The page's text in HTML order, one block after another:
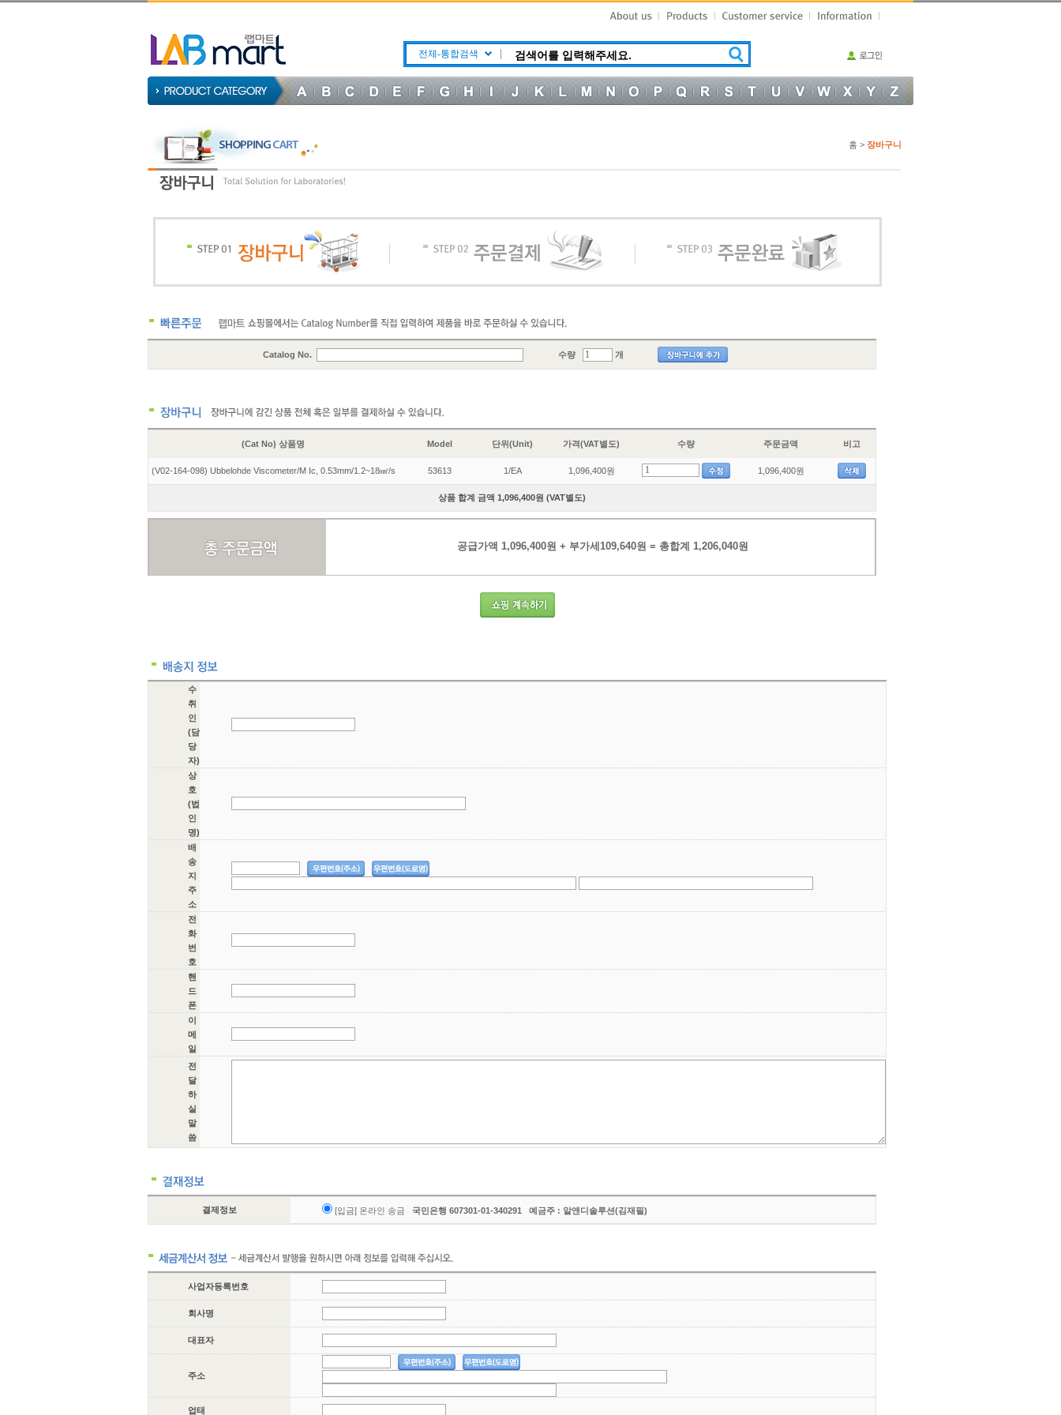
전체-통합검색
홈 > 장바구니
Catalog No. 수량 개
(Cat No) 상품명 Model 단위(Unit) 가격(VAT별도) 수량 주문금액 비고
(V02-164-098) Ubbelohde Viscometer/M Ic, 0.53mm/1.2~18㎟/s 53613 1/EA 1,096,400원 1,096,400원
상품 합계 금액 1,096,400원 (VAT별도)
공급가액 1,096,400원 + 부가세109,640원 = 총합계 1,206,040원
수
취
인
(담
당
자)
상
호
(법
인
명)
배
송
지
주
소
전
화
번
호
핸
드
폰
이
메
일
전
달
하
실
말
씀
결제정보 [입금] 온라인 송금 국민은행 607301-01-340291 예금주 : 알앤디솔루션(김재필)
사업자등록번호
회사명
대표자
주소
업태